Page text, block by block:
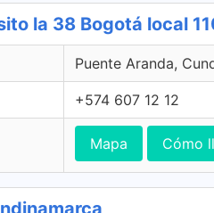
la 38 Bogotá local
Puente Aranda,
+574 607 12 12
Mapa Cómo